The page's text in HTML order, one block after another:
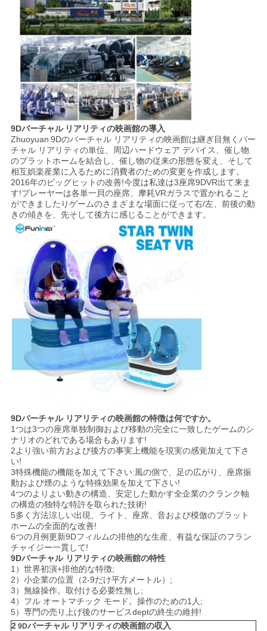
9Dバーチャル リアリティの映画館の導入
Zhuoyuan 9Dのバーチャル リアリティの映画館は継ぎ目無くバー
チャル リアリティの単位、周辺ハードウェア デバイス、催し物
のプラットホームを結合し、催し物の従来の形態を変え、そして
相互娯楽産業に入るために消費者のための変更を作成します。
2016年のビッグヒットの改善!今度は私達は3座席9DVR出て来ま
す!プレーヤーは各単一貝の座席、摩耗VRガラスで置かれること
ができましたりゲームのさまざまな場面に従って右/左、前後の動
きの傾きを、先そして後方に感じることができます。
9Dバーチャル リアリティの映画館の特徴は何ですか。
1つは3つの座席単独制御および移動の完全に一致したゲームのシ
ナリオのどれである場合もあります!
2より強い前方および後方の事実上機能を現実の感覚加えて下さ
い!
3特殊機能の機能を加えて下さい:風の側で、足の広がり、座席振
動および煙のような特殊効果を加えて下さい!
4つのよりよい動きの構造、安定した動かす全企業のクランク軸
の構造の独特な特許を取られた技術!
5多く方法涼しい出現、ライト、座席、音および模倣のプラット
ホームの全面的な改善!
6つの月例更新9Dフィルムの排他的な生産、有益な保証のフラン
チャイジー一貫して!
9Dバーチャル リアリティの映画館の特性
1）世界初演+排他的な特徴;
2）小企業の位置（2-9だけ平方メートル）;
3）無線操作。取付ける必要性無し;
4）フル オートマチック モード。操作のための1人;
5）専門の売り上げ後のサービスdeptの終生の維持!
2 9Dバーチャル リアリティの映画館の収入